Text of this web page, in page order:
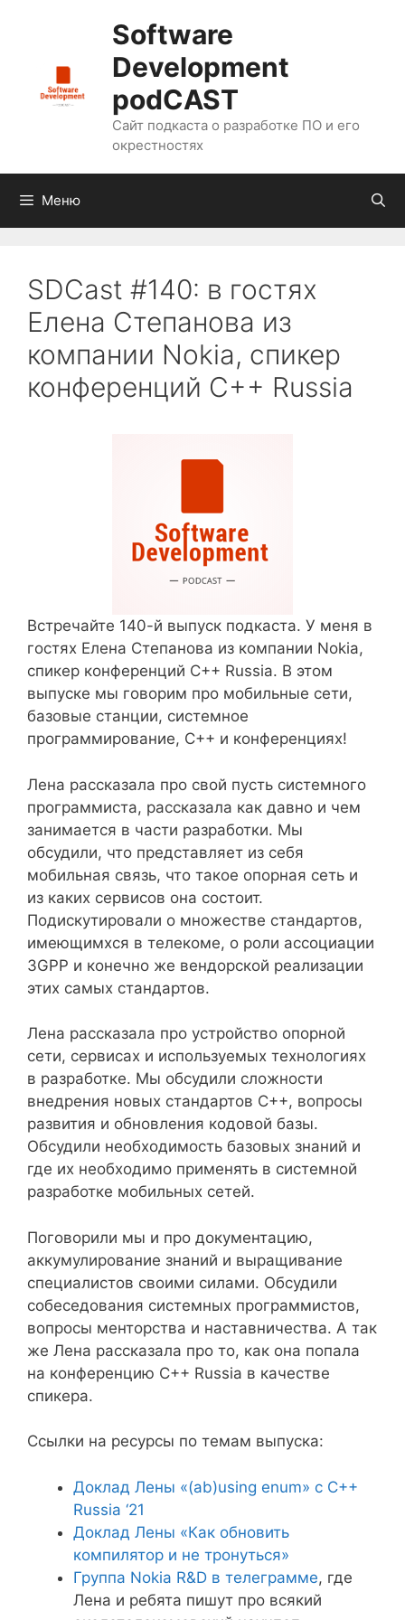
Software
Development
podCAST
Сайт подкаста о разработке ПО и его
окрестностях
Меню
SDCast #140: в гостях
Елена Степанова из
компании Nokia, спикер
конференций C++ Russia
Встречайте 140-й выпуск подкаста. У меня в
гостях Елена Степанова из компании Nokia,
спикер конференций C++ Russia. В этом
выпуске мы говорим про мобильные сети,
базовые станции, системное
программирование, С++ и конференциях!
Лена рассказала про свой пусть системного
программиста, рассказала как давно и чем
занимается в части разработки. Мы
обсудили, что представляет из себя
мобильная связь, что такое опорная сеть и
из каких сервисов она состоит.
Подискутировали о множестве стандартов,
имеющимхся в телекоме, о роли ассоциации
3GPP и конечно же вендорской реализации
этих самых стандартов.
Лена рассказала про устройство опорной
сети, сервисах и используемых технологиях
в разработке. Мы обсудили сложности
внедрения новых стандартов С++, вопросы
развития и обновления кодовой базы.
Обсудили необходимость базовых знаний и
где их необходимо применять в системной
разработке мобильных сетей.
Поговорили мы и про документацию,
аккумулирование знаний и выращивание
специалистов своими силами. Обсудили
собеседования системных программистов,
вопросы менторства и наставничества. А так
же Лена рассказала про то, как она попала
на конференцию C++ Russia в качестве
спикера.
Ссылки на ресурсы по темам выпуска:
Доклад Лены «(ab)using enum» с С++
Russia ‘21
Доклад Лены «Как обновить
компилятор и не тронуться»
Группа Nokia R&D в телеграмме, где
Лена и ребята пишут про всякий